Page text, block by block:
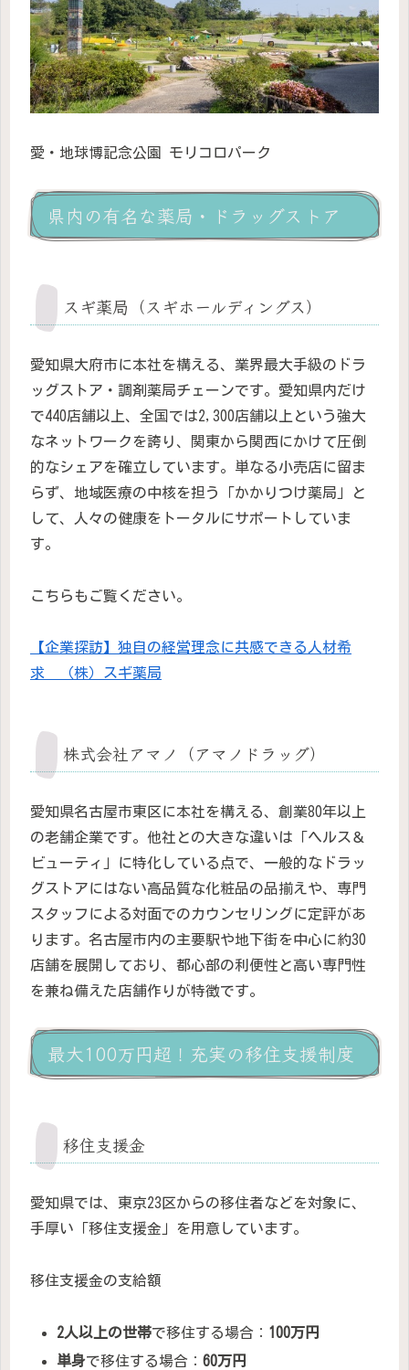
愛・地球博記念公園 モリコロパーク
県内の有名な薬局・ドラッグストア
スギ薬局（スギホールディングス）
愛知県大府市に本社を構える、業界最大手級のドラ
ッグストア・調剤薬局チェーンです。愛知県内だけ
で440店舗以上、全国では2,300店舗以上という強大
なネットワークを誇り、関東から関西にかけて圧倒
的なシェアを確立しています。単なる小売店に留ま
らず、地域医療の中核を担う「かかりつけ薬局」と
して、人々の健康をトータルにサポートしていま
す。
こちらもご覧ください。
【企業探訪】独自の経営理念に共感できる人材希
求 （株）スギ薬局
株式会社アマノ（アマノドラッグ）
愛知県名古屋市東区に本社を構える、創業80年以上
の老舗企業です。他社との大きな違いは「ヘルス＆
ビューティ」に特化している点で、一般的なドラッ
グストアにはない高品質な化粧品の品揃えや、専門
スタッフによる対面でのカウンセリングに定評があ
ります。名古屋市内の主要駅や地下街を中心に約30
店舗を展開しており、都心部の利便性と高い専門性
を兼ね備えた店舗作りが特徴です。
最大100万円超！充実の移住支援制度
移住支援金
愛知県では、東京23区からの移住者などを対象に、
手厚い「移住支援金」を用意しています。
移住支援金の支給額
2人以上の世帯で移住する場合： 100万円
単身で移住する場合：60万円